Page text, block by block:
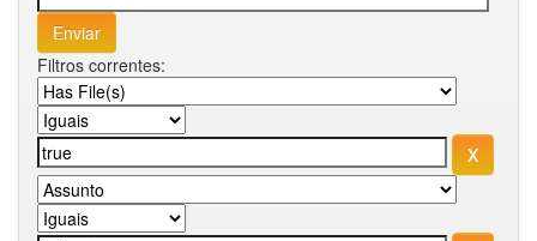
Filtros correntes: